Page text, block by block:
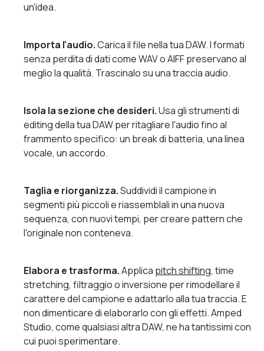
un'idea.
Importa l'audio.Carica il file nella tua DAW. I formati
senza perdita di dati come WAV o AIFF preservano al
meglio la qualità. Trascinalo su una traccia audio.
Isola la sezione che desideri.Usa gli strumenti di
editing della tua DAW per ritagliare l'audio fino al
frammento specifico: un break di batteria, una linea
vocale, un accordo.
Taglia e riorganizza.Suddividi il campione in
segmenti più piccoli e riassemblali in una nuova
sequenza, con nuovi tempi, per creare pattern che
l'originale non conteneva.
Elabora e trasforma.Applica pitch shifting, time
stretching, filtraggio o inversione per rimodellare il
carattere del campione e adattarlo alla tua traccia. E
non dimenticare di elaborarlo con gli effetti. Amped
Studio, come qualsiasi altra DAW, ne ha tantissimi con
cui puoi sperimentare.